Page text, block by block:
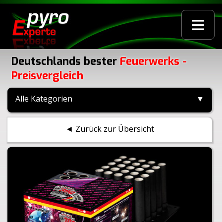
≡
Deutschlands bester Feuerwerks -
Preisvergleich
Alle Kategorien ▼
◄ Zurück zur Übersicht